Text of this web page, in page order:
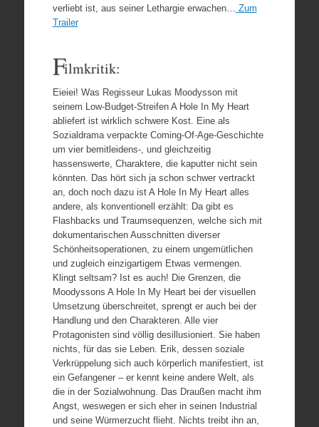
verliebt ist, aus seiner Lethargie erwachen…
Zum
Trailer
Filmkritik:
Eieiei! Was Regisseur Lukas Moodysson mit
seinem Low-Budget-Streifen A Hole In My Heart
abliefert ist wirklich schwere Kost. Eine als
Sozialdrama verpackte Coming-Of-Age-Geschichte
um vier bemitleidens-, und gleichzeitig
hassenswerte, Charaktere, die kaputter nicht sein
könnten. Das hört sich ja schon schwer vertrackt
an, doch noch dazu ist A Hole In My Heart alles
andere, als konventionell erzählt: Da gibt es
Flashbacks und Traumsequenzen, welche sich mit
dokumentarischen Ausschnitten diverser
Schönheitsoperationen, zu einem ungemütlichen
und zugleich einzigartigem Etwas vermengen.
Klingt seltsam? Ist es auch! Die Grenzen, die
Moodyssons A Hole In My Heart bei der visuellen
Umsetzung überschreitet, sprengt er auch bei der
Handlung und den Charakteren. Alle vier
Protagonisten sind völlig desillusioniert. Sie haben
nichts, für das sie Leben. Erik, dessen soziale
Verkrüppelung sich auch körperlich manifestiert, ist
ein Gefangener – er kennt keine andere Welt, als
die in der Sozialwohnung. Das Draußen macht ihm
Angst, weswegen er sich eher in seinen Industrial
und seine Würmerzucht flieht. Nichts treibt ihn an,